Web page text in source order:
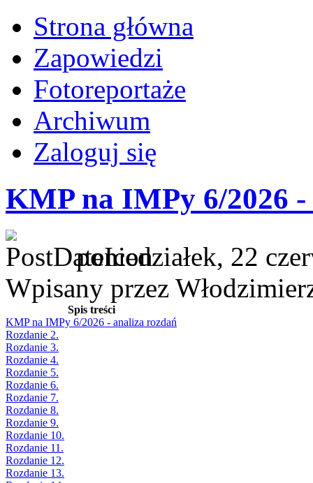
Strona główna
Zapowiedzi
Fotoreportaże
Archiwum
Zaloguj się
KMP na IMPy 6/2026
poniedziałek, 22
Wpisany przez
Spis treści
KMP na IMPy 6/2026 - analiza rozdań
Rozdanie 2.
Rozdanie 3.
Rozdanie 4.
Rozdanie 5.
Rozdanie 6.
Rozdanie 7.
Rozdanie 8.
Rozdanie 9.
Rozdanie 10.
Rozdanie 11.
Rozdanie 12.
Rozdanie 13.